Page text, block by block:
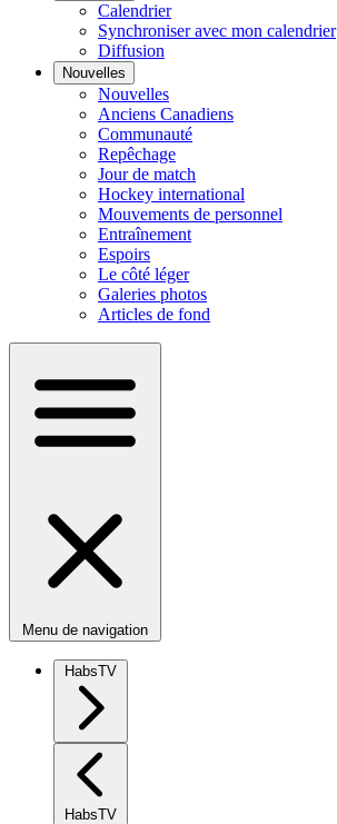
Calendrier
Synchroniser avec mon calendrier
Diffusion
Nouvelles
Nouvelles
Anciens Canadiens
Communauté
Repêchage
Jour de match
Hockey international
Mouvements de personnel
Entraînement
Espoirs
Le côté léger
Galeries photos
Articles de fond
Menu de navigation
HabsTV
HabsTV